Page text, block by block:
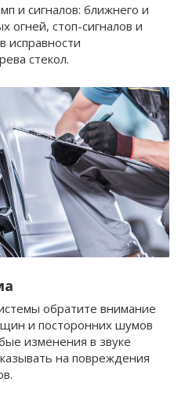
и сигналов: ближнего и
огней, стоп-сигналов и
исправности
стекол.
обратите внимание
и посторонних шумов
изменения в звуке
на повреждения